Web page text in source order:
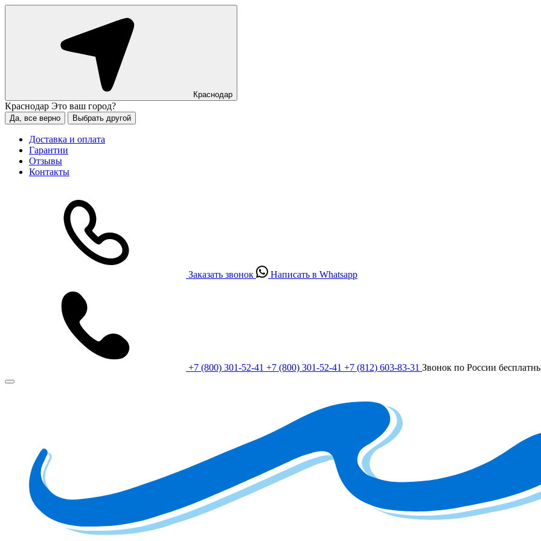
Краснодар
Краснодар Это ваш город?
Да, все верно Выбрать другой
Доставка и оплата
Гарантии
Отзывы
Контакты
Заказать звонок Написать в Whatsapp
+7 (800) 301-52-41 +7 (800) 301-52-41 +7 (812) 603-83-31 Звонок по России